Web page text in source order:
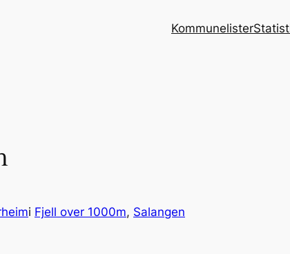
Kommunelister
i Fjell over 1000m, Salangen